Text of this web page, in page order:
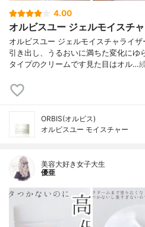
4.00
オルビスユー ジェルモイスチ
オルビスユー ジェルモイスチャライ
引き出し、うるおいに満ちた変化にゆ
タイプのクリームです見た目はオル…
ORBIS(オルビス)
オルビスユー モイスチャー
美容大好き女子大生
優亜